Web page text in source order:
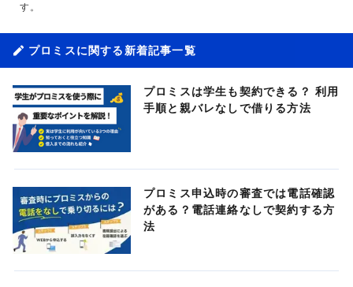
す。
プロミスに関する新着記事一覧
プロミスは学生も契約できる？ 利用
手順と親バレなしで借りる方法
プロミス申込時の審査では電話確認
がある？電話連絡なしで契約する方
法